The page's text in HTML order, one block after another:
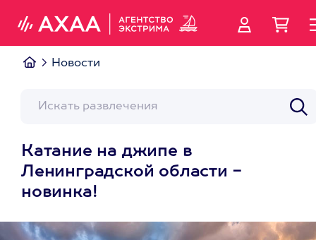
Новости
Катание на джипе в
Ленинградской области -
новинка!